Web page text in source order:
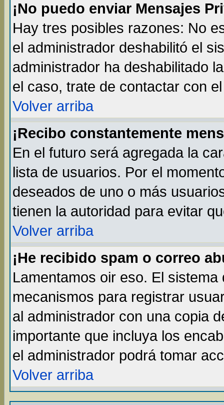
¡No puedo enviar Mensajes
Hay tres posibles razones: No
el administrador deshabilitó el
administrador ha deshabilitado
el caso, trate de contactar con
Volver arriba
¡Recibo constantemente
En el futuro será agregada la
lista de usuarios. Por el
deseados de uno o más
tienen la autoridad para evitar
Volver arriba
¡He recibido spam o correo
Lamentamos oir eso. El
mecanismos para registrar
al administrador con una copia
importante que incluya los
el administrador podrá tomar
Volver arriba